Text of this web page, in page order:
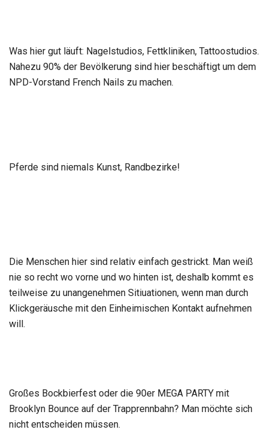
Was hier gut läuft: Nagelstudios, Fettkliniken, Tattoostudios.
Nahezu 90% der Bevölkerung sind hier beschäftigt um dem
NPD-Vorstand French Nails zu machen.
Pferde sind niemals Kunst, Randbezirke!
Die Menschen hier sind relativ einfach gestrickt. Man weiß
nie so recht wo vorne und wo hinten ist, deshalb kommt es
teilweise zu unangenehmen Sitiuationen, wenn man durch
Klickgeräusche mit den Einheimischen Kontakt aufnehmen
will.
Großes Bockbierfest oder die 90er MEGA PARTY mit
Brooklyn Bounce auf der Trapprennbahn? Man möchte sich
nicht entscheiden müssen.